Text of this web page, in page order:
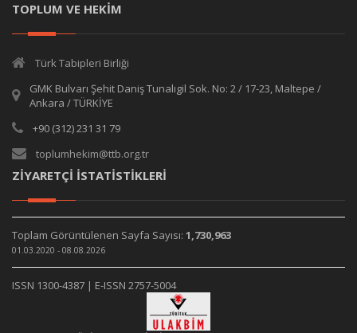
TOPLUM VE HEKİM
Türk Tabipleri Birliği
GMK Bulvarı Şehit Daniş Tunalıgil Sok. No: 2 / 17-23, Maltepe /
Ankara / TÜRKİYE
+90 (312) 231 31 79
toplumhekim@ttb.org.tr
ZİYARETÇİ İSTATİSTİKLERİ
Toplam Görüntülenen Sayfa Sayısı: 1,730,963
01.03.2020 - 08.08.2026
ISSN 1300-4387 | E-ISSN 2757-5004